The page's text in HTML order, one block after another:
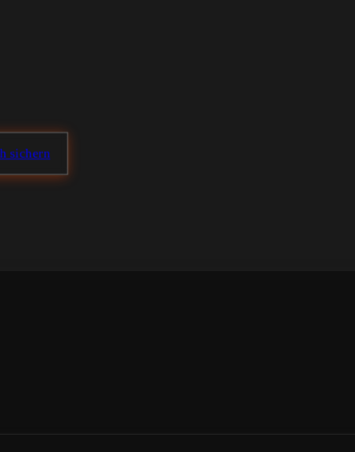
sichern